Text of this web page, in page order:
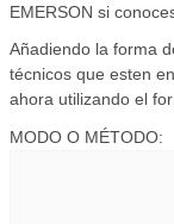
EMERSON si
Añadiendo la forma
técnicos que esten
ahora utilizando el
MODO O